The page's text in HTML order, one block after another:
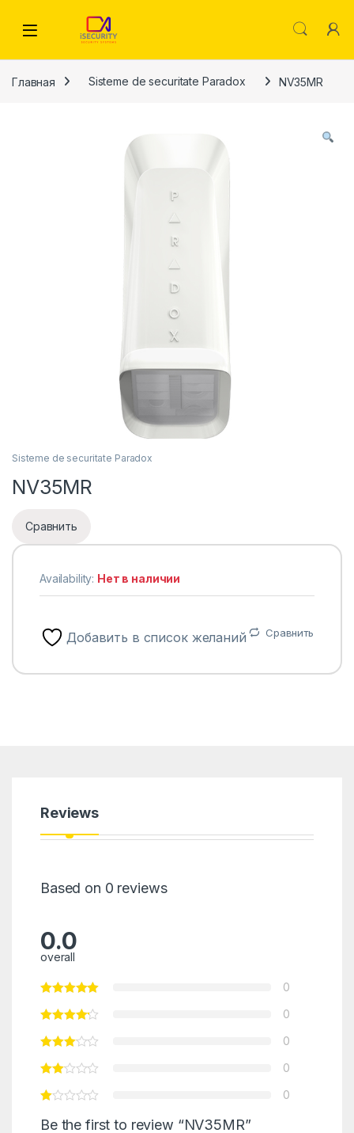
Главная Sisteme de securitate Paradox NV35MR
Sisteme de securitate Paradox
NV35MR
Сравнить
Availability: Нет в наличии
Добавить в список желаний Сравнить
Reviews
Based on 0 reviews
0.0
overall
0
0
0
0
0
Be the first to review “NV35MR”